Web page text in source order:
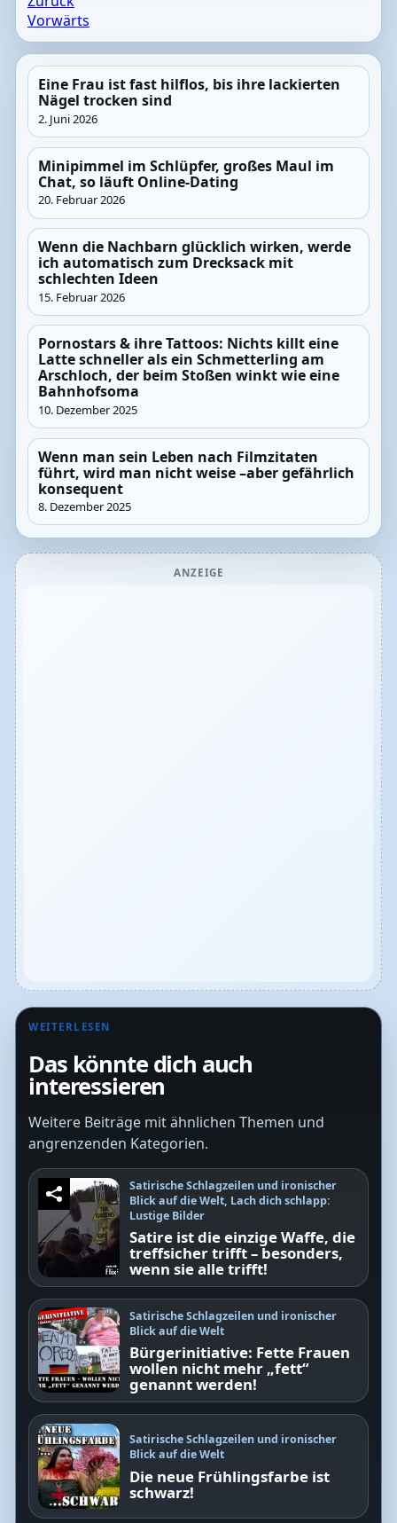
Vorwärts
Eine Frau ist fast hilflos, bis ihre lackierten
Nägel trocken sind
2. Juni 2026
Minipimmel im Schlüpfer, großes Maul im
Chat, so läuft Online-Dating
20. Februar 2026
Wenn die Nachbarn glücklich wirken, werde
ich automatisch zum Drecksack mit
schlechten Ideen
15. Februar 2026
Pornostars & ihre Tattoos: Nichts killt eine
Latte schneller als ein Schmetterling am
Arschloch, der beim Stoßen winkt wie eine
Bahnhofsoma
10. Dezember 2025
Wenn man sein Leben nach Filmzitaten
führt, wird man nicht weise –aber gefährlich
konsequent
8. Dezember 2025
ANZEIGE
WEITERLESEN
Das könnte dich auch
interessieren
Weitere Beiträge mit ähnlichen Themen und
angrenzenden Kategorien.
Satirische Schlagzeilen und ironischer
Blick auf die Welt, Lach dich schlapp:
Lustige Bilder
Satire ist die einzige Waffe, die
treffsicher trifft – besonders,
wenn sie alle trifft!
Satirische Schlagzeilen und ironischer
Blick auf die Welt
Bürgerinitiative: Fette Frauen
wollen nicht mehr „fett“
genannt werden!
Satirische Schlagzeilen und ironischer
Blick auf die Welt
Die neue Frühlingsfarbe ist
schwarz!